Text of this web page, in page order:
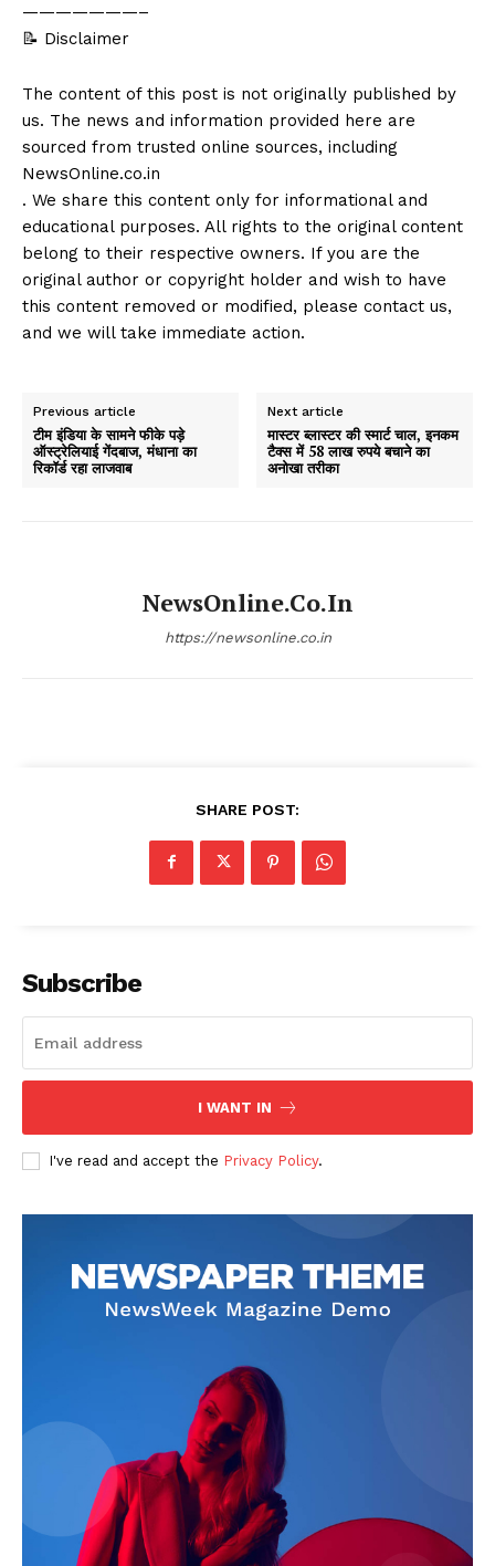
———————–
📝 Disclaimer
The content of this post is not originally published by
us. The news and information provided here are
sourced from trusted online sources, including
NewsOnline.co.in
. We share this content only for informational and
educational purposes. All rights to the original content
belong to their respective owners. If you are the
original author or copyright holder and wish to have
this content removed or modified, please contact us,
and we will take immediate action.
Previous article
टीम इंडिया के सामने फीके पड़े
ऑस्ट्रेलियाई गेंदबाज, मंधाना का
रिकॉर्ड रहा लाजवाब
Next article
मास्टर ब्लास्टर की स्मार्ट चाल, इनकम
टैक्स में 58 लाख रुपये बचाने का
अनोखा तरीका
NewsOnline.co.in
https://newsonline.co.in
SHARE POST:
Subscribe
I WANT IN
I've read and accept the Privacy Policy.